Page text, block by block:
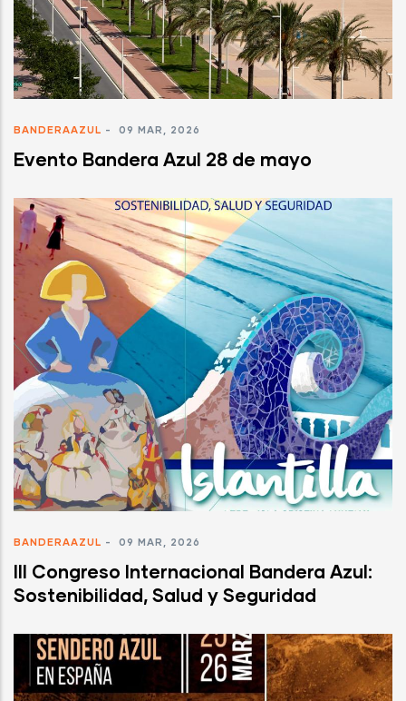
BANDERAAZUL - 09 MAR, 2026
Evento Bandera Azul 28 de mayo
BANDERAAZUL - 09 MAR, 2026
III Congreso Internacional Bandera Azul:
Sostenibilidad, Salud y Seguridad